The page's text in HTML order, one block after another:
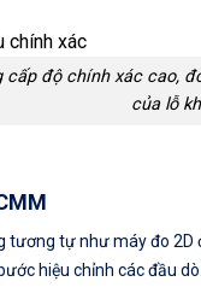
cấp độ chính xác cao,
của lỗ
tương tự như máy đo
hiệu chỉnh các đầu